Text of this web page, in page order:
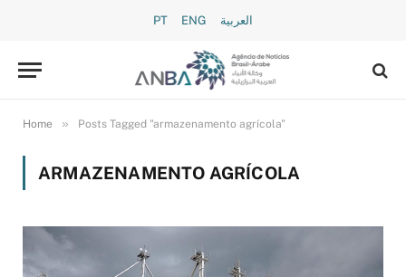
PT ENG العربية
Home » Posts Tagged "armazenamento agrícola"
ARMAZENAMENTO AGRÍCOLA